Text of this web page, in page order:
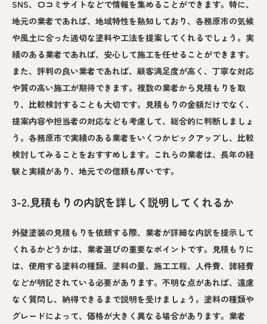
SNS、口コミサイトなどで情報を集めることができます。特に、
地元の業者であれば、地域特性を熟知しており、各務原市の気候
や風土に合った適切な塗料や工法を提案してくれるでしょう。実
績のある業者であれば、安心して施工を任せることができます。
また、評判の良い業者であれば、顧客満足度が高く、丁寧な対応
や質の高い施工が期待できます。複数の業者から見積もりを取
り、比較検討することも大切です。見積もりの金額だけでなく、
提案内容や担当者の対応なども考慮して、総合的に判断しましょ
う。各務原市で実績のある業者をいくつかピックアップし、比較
検討してみることをおすすめします。これらの業者は、長年の経
験と実績があり、地元での信頼も厚いです。
3-2.見積もりの内訳を詳しく説明してくれるか
外壁塗装の見積もりを依頼する際、業者が詳細な内訳を提示して
くれるかどうかは、業者選びの重要なポイントです。見積もりに
は、使用する塗料の種類、塗料の量、施工工程、人件費、諸経費
などが明記されている必要があります。不明な点があれば、遠慮
なく質問し、納得できるまで説明を受けましょう。塗料の種類や
グレードによって、価格が大きく異なる場合があります。業者